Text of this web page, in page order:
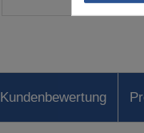
Kundenbewertung